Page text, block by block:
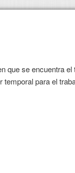
que se encuentra
para el